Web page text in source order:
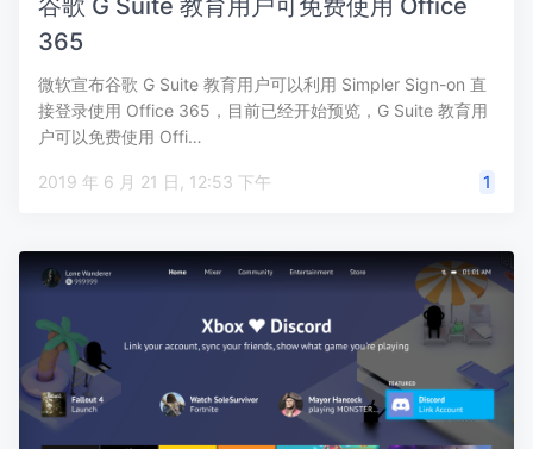
365
微软宣布谷歌 G Suite 教育用户可以利用 Simpler Sign-on 直
接登录使用 Office 365，目前已经开始预览，G Suite 教育用
户可以免费使用 Offi…
2019 年 6 月 21 日, 12:53 下午 1